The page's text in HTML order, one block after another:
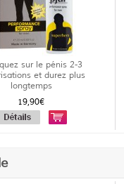
sur le pénis 2-3
et durez plus
longtemps
19,90€